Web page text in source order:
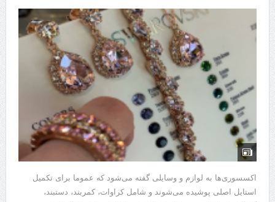
هزینه ایمپلنت دندان در ترکیه 1405 | قیمت، مزایا، معایب و مقایسه با
محصولات تراست؛ بهترین گزینه برای مراقبت از پوست
کلاس تیزهوشان برای چه دانش‌آموزانی ضروری‌تر است؟
آشنایی با هنر عاج کاری
7 سوئیت محبوب مشهد نزدیک حرم با غذا و نظر مسافران
درمان ترک های پوستی با لیزر در مشهد | لیزر فوتونا برای بهبود قطعی
طراحی در خدمت نظم؛ از قفسه ‌های یک‌ طرفه تا دو طرفه، روایت
اکسسوری‌ها به لوازم و وسایلی گفته می‌شود که عموما برای تکمیل
استایل اصلی پوشیده می‌شوند و شامل کراوات، کمربند، دستبند،